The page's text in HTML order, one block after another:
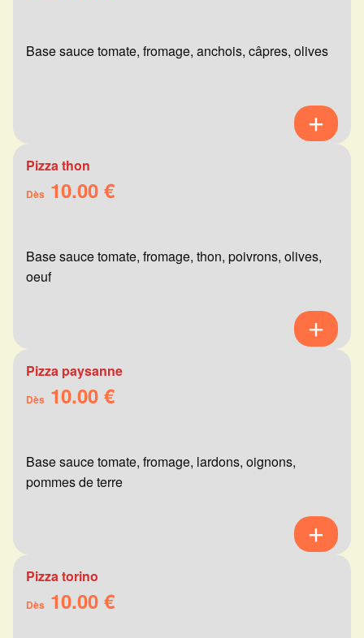
Base sauce tomate, fromage, anchois, câpres, olives
Pizza thon
Dès 10.00 €
Base sauce tomate, fromage, thon, poivrons, olives,
oeuf
Pizza paysanne
Dès 10.00 €
Base sauce tomate, fromage, lardons, oignons,
pommes de terre
Pizza torino
Dès 10.00 €